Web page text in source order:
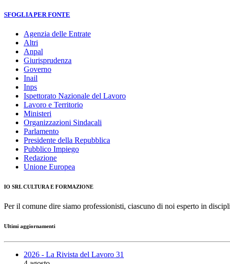
SFOGLIA PER FONTE
Agenzia delle Entrate
Altri
Anpal
Giurisprudenza
Governo
Inail
Inps
Ispettorato Nazionale del Lavoro
Lavoro e Territorio
Ministeri
Organizzazioni Sindacali
Parlamento
Presidente della Repubblica
Pubblico Impiego
Redazione
Unione Europea
IO SRL CULTURA E FORMAZIONE
Per il comune dire siamo professionisti, ciascuno di noi esperto in
Ultimi aggiornamenti
2026 - La Rivista del Lavoro 31